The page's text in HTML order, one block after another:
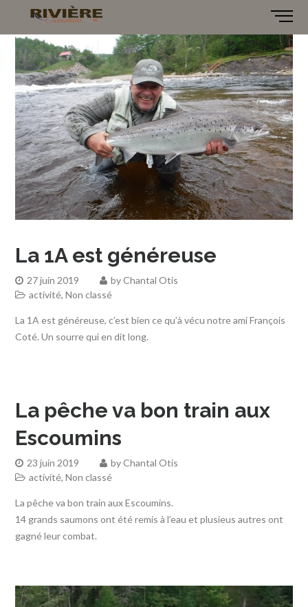
La 1A est généreuse
27 juin 2019 byChantal Otis
activité,Non classé
La 1A est généreuse, c’est bien ce qu’à vécu notre ami François
Coté. Un sourre qui en dit long.
La pêche va bon train aux
Escoumins
23 juin 2019 byChantal Otis
activité,Non classé
La pêche va bon train aux Escoumins.
14 grands saumons ont été remis à l’eau et plusieus autres ont
gagné leur combat.